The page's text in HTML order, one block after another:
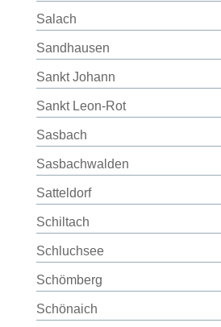
Salach
Sandhausen
Sankt Johann
Sankt Leon-Rot
Sasbach
Sasbachwalden
Satteldorf
Schiltach
Schluchsee
Schömberg
Schönaich